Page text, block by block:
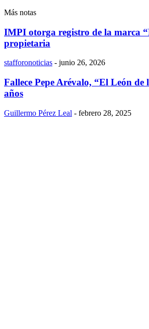
Más notas
IMPI otorga registro de la marca
propietaria
stafforonoticias - junio 26, 2026
Fallece Pepe Arévalo, “El León de
años
Guillermo Pérez Leal - febrero 28, 2025